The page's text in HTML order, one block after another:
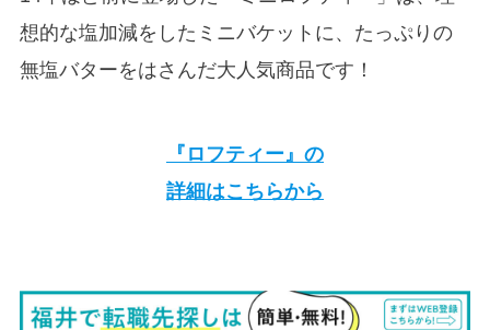
想的な塩加減をしたミニバケットに、たっぷりの
無塩バターをはさんだ大人気商品です！
『ロフティー』の
詳細はこちらから